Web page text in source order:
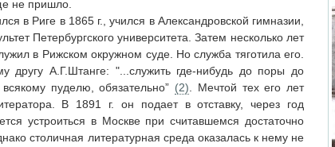
не пришло.
в Риге в 1865 г., учился в Александровской гимназии,
Петербургского университета. Затем несколько лет
в Рижском окружном суде. Но служба тяготила его.
другу А.Г.Штанге: "...служить где-нибудь до поры до
пуделю, обязательно” (2). Мечтой тех его лет
В 1891 г. он подает в отставку, через год
устроиться в Москве при считавшемся достаточно
столичная литературная среда оказалась к нему не